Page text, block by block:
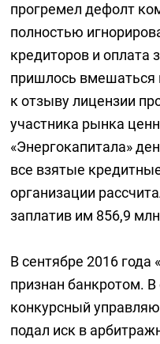
прогремел дефолт
полностью
кредиторов и оплата
пришлось вмешаться
к отзыву лицензии
участника рынка
«Энергокапитала»
все взятые
организации
заплатив им 856,9
В сентябре 2016 года
признан банкротом. В
конкурсный
подал иск в